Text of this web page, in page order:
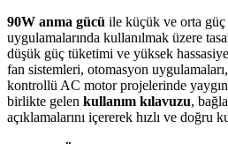
90W anma gücü ile küçük ve orta
uygulamalarında kullanılmak üzere
düşük güç tüketimi ve yüksek
fan sistemleri, otomasyon
kontrollü AC motor projelerinde
birlikte gelen kullanım kılavuzu,
açıklamalarını içererek hızlı ve doğru